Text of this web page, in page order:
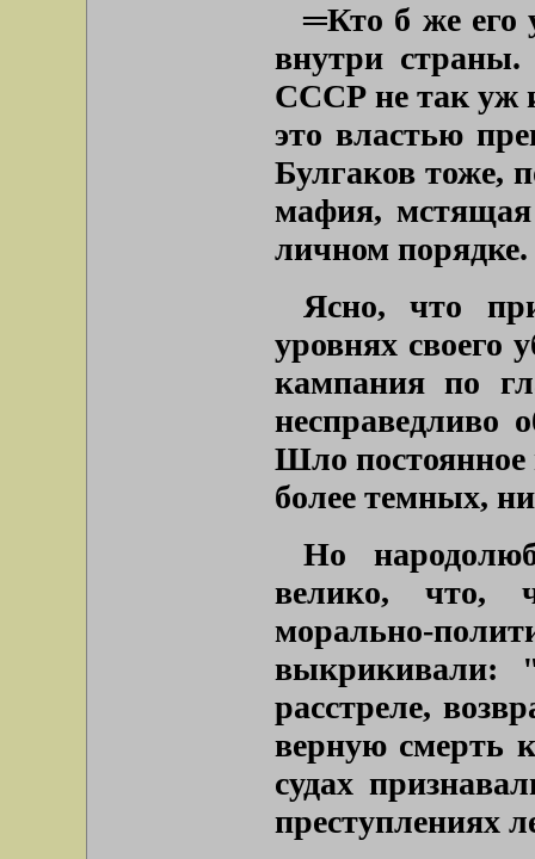
═Кто б же его
внутри
СССР не так уж
это властью
Булгаков тоже,
мафия, мстящая
личном порядке.
Ясно, что
уровнях своего
кампания по
несправедливо
Шло постоянное
более темных,
Но
велико, что,
морально-
выкрикивали:
расстреле,
верную смерть
судах
преступлениях